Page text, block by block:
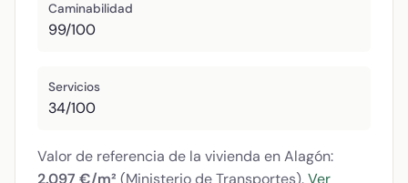
Caminabilidad
99/100
Servicios
34/100
Valor de referencia de la vivienda en Alagón: